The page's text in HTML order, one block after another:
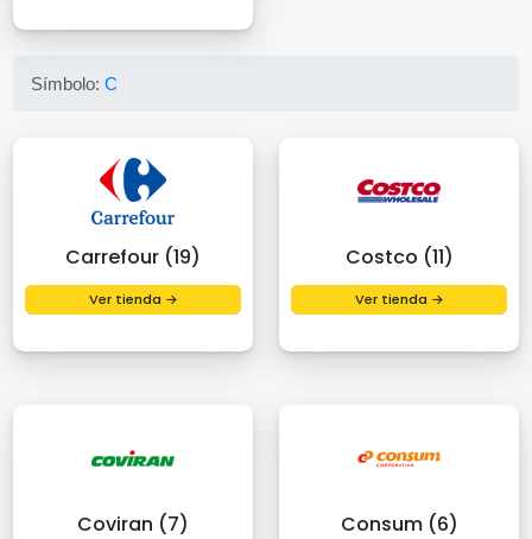
Símbolo:C
Carrefour (19)
Ver tienda →
Costco (11)
Ver tienda →
Coviran (7) Consum (6)